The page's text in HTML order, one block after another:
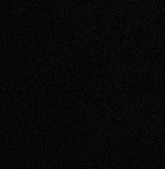
vie grâce à ce
dit merci à votre sous-
et des éléments
pour que
autant de
de 5 ans garantie,
de sol et un usage